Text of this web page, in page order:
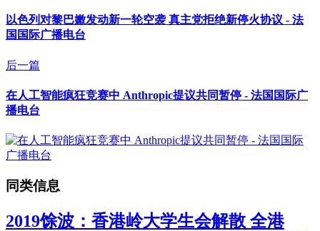
以色列对黎巴嫩发动新一轮空袭 真主党拒绝新停火协议 - 法
国国际广播电台
后一篇
在人工智能疯狂竞赛中 Anthropic提议共同暂停 - 法国国际广
播电台
同类信息
2019馀波：香港岭大学生会解散 全港